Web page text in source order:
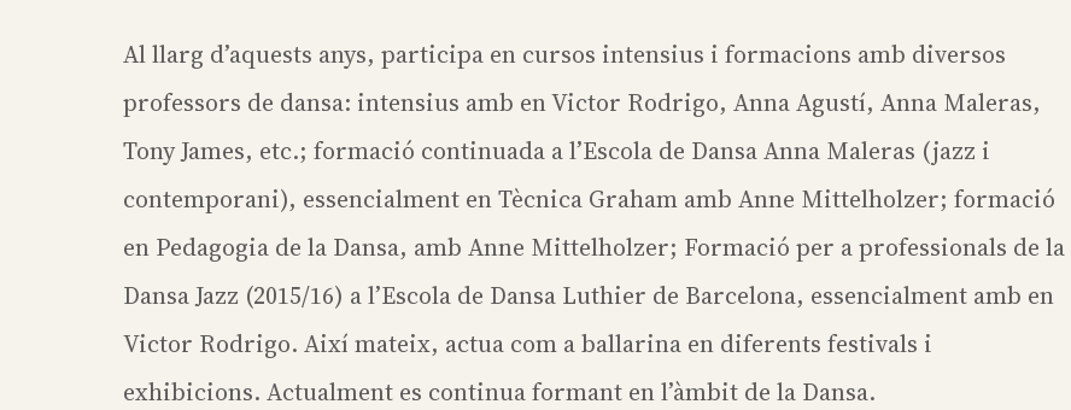
Al llarg d’aquests anys, participa en cursos intensius i formacions amb diversos
professors de dansa: intensius amb en Victor Rodrigo, Anna Agustí, Anna Maleras,
Tony James, etc.; formació continuada a l’Escola de Dansa Anna Maleras (jazz i
contemporani), essencialment en Tècnica Graham amb Anne Mittelholzer; formació
en Pedagogia de la Dansa, amb Anne Mittelholzer; Formació per a professionals de la
Dansa Jazz (2015/16) a l’Escola de Dansa Luthier de Barcelona, essencialment amb en
Victor Rodrigo. Així mateix, actua com a ballarina en diferents festivals i
exhibicions. Actualment es continua formant en l’àmbit de la Dansa.